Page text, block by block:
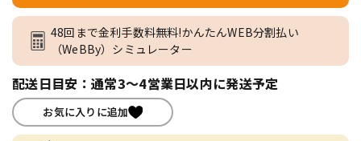
48回まで金利手数料無料!かんたんWEB分割払い
（WeBBy）シミュレーター
配送日目安：通常3～4営業日以内に発送予定
お気に入りに追加